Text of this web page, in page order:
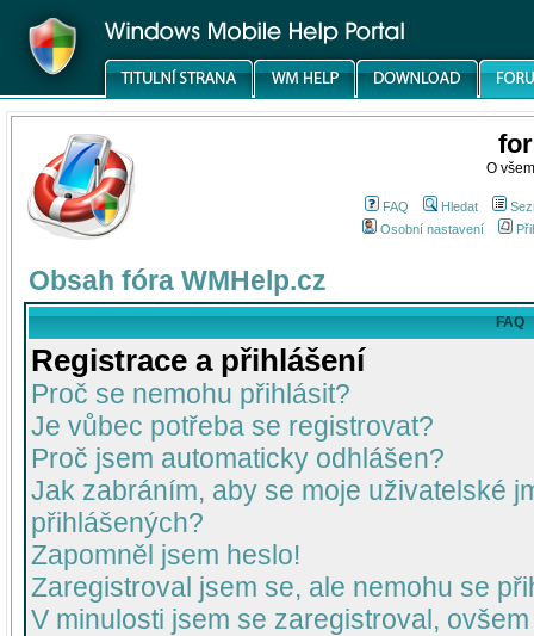
O
FAQ Hledat
Osobní nastavení
Obsah fóra WMHelp.cz
FAQ
Registrace a přihlášení
Proč se nemohu přihlásit?
Je vůbec potřeba se registrovat?
Proč jsem automaticky odhlášen?
Jak zabráním, aby se moje uživatelské
přihlášených?
Zapomněl jsem heslo!
Zaregistroval jsem se, ale nemohu se
V minulosti jsem se zaregistroval,